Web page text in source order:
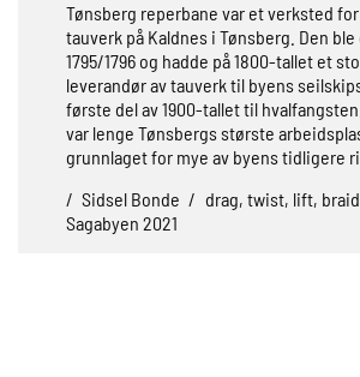
Tønsberg reperbane var et verksted
tauverk på Kaldnes i Tønsberg. Den
1795/1796 og hadde på 1800-tallet et
leverandør av tauverk til byens
første del av 1900-tallet til
var lenge Tønsbergs største
grunnlaget for mye av byens tidligere
/ Sidsel Bonde / drag, twist, lift, braid
Sagabyen 2021